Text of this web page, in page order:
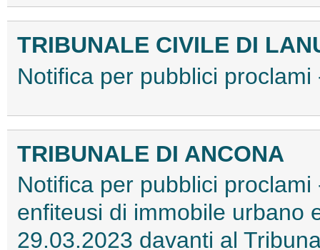
TRIBUNALE CIVILE DI
Notifica per pubblici
TRIBUNALE DI ANCONA
Notifica per pubblici
enfiteusi di immobile urbano
29.03.2023 davanti al